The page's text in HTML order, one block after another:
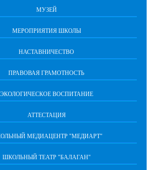
МУЗЕЙ
МЕРОПРИЯТИЯ ШКОЛЫ
НАСТАВНИЧЕСТВО
ПРАВОВАЯ ГРАМОТНОСТЬ
ЭКОЛОГИЧЕСКОЕ ВОСПИТАНИЕ
АТТЕСТАЦИЯ
МЕДИАЦЕНТР "МЕДИАРТ"
ШКОЛЬНЫЙ ТЕАТР "БАЛАГАН"